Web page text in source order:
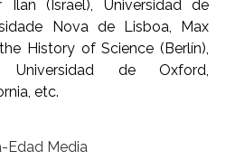
Ilan (Israel), Universidad de
Nova de Lisboa, Max
History of Science (Berlín),
Universidad de Oxford,
etc.
Edad Media